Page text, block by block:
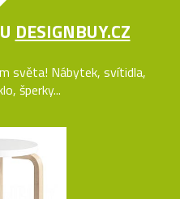
DESIGNBUY.CZ
světa! Nábytek, svítidla,
šperky...